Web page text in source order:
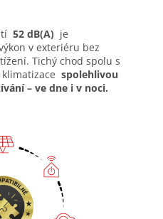
52 dB(A) je
v exteriéru bez
Tichý chod spolu s
spolehlivou
– ve dne i v noci.